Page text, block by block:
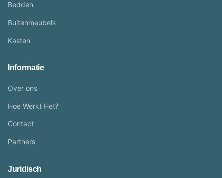
Bedden
Buitenmeubels
Kasten
Informatie
Over ons
Hoe Werkt Het?
Contact
Partners
Juridisch